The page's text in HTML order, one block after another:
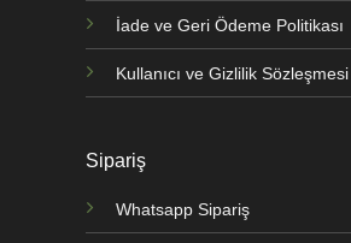
İade ve Geri Ödeme Politikası
Kullanıcı ve Gizlilik Sözleşmesi
Sipariş
Whatsapp Sipariş